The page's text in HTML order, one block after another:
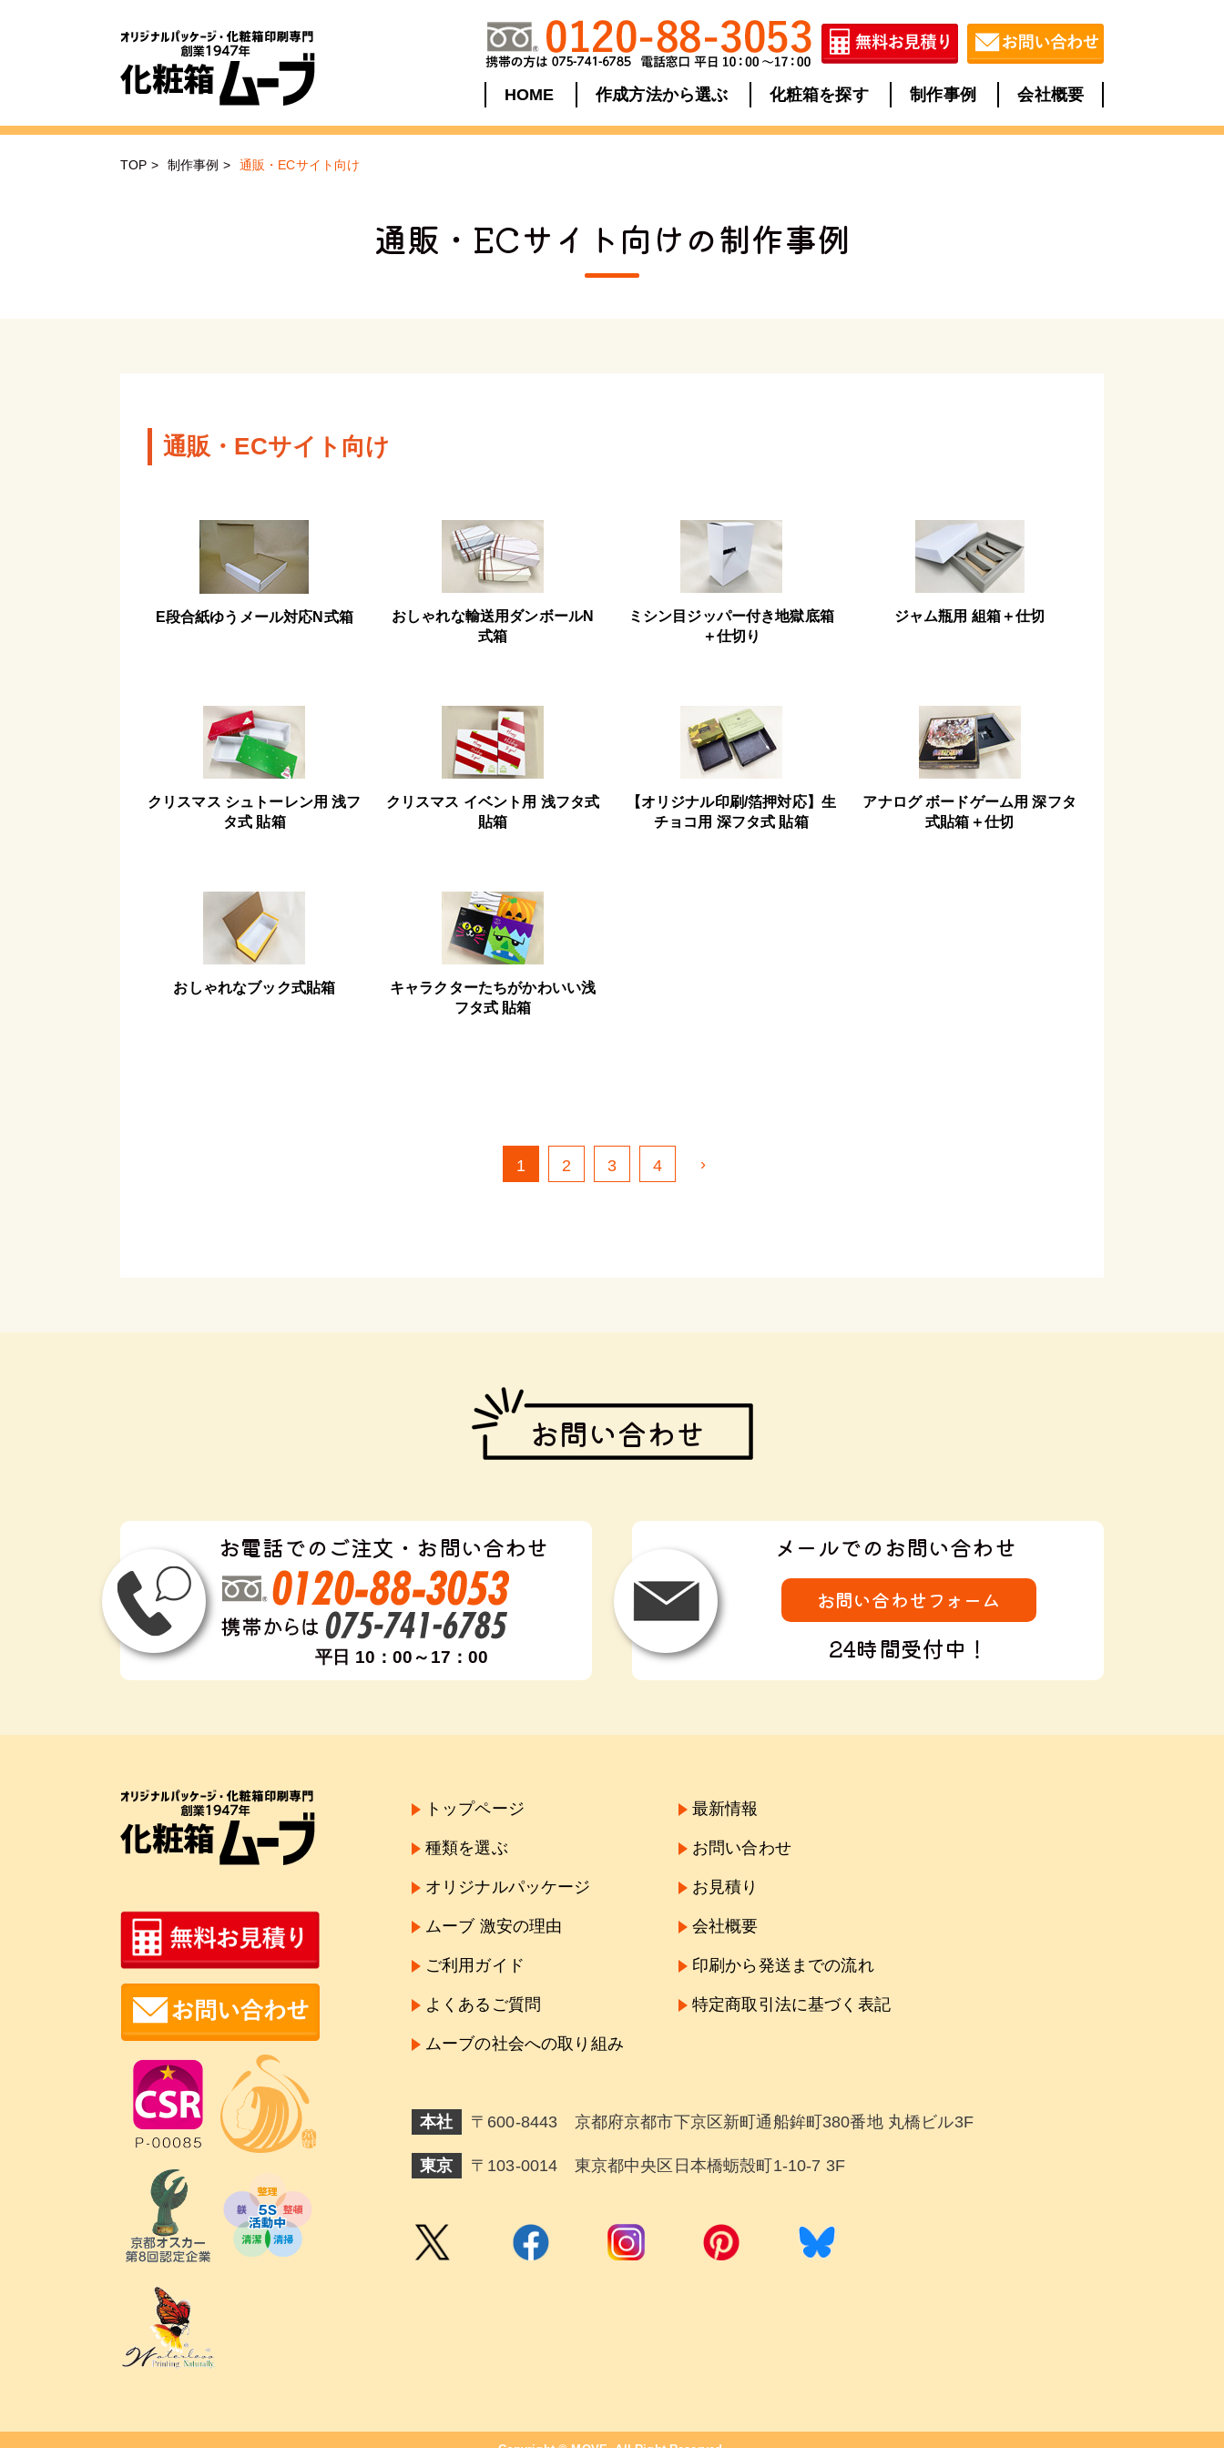
HOME 作成方法から選ぶ 化粧箱を探す 制作事例 会社概要
TOP > 制作事例 > 通販・ECサイト向け
通販・ECサイト向けの制作事例
通販・ECサイト向け
E段合紙ゆうメール対応N式箱
おしゃれな輸送用ダンボールN
式箱
ミシン目ジッパー付き地獄底箱
＋仕切り
ジャム瓶用 組箱＋仕切
クリスマス シュトーレン用 浅フ
タ式 貼箱
クリスマス イベント用 浅フタ式
貼箱
【オリジナル印刷/箔押対応】生
チョコ用 深フタ式 貼箱
アナログ ボードゲーム用 深フタ
式貼箱＋仕切
おしゃれなブック式貼箱
キャラクターたちがかわいい浅
フタ式 貼箱
1 2 3 4 ›
お問い合わせ
お電話でのご注文・お問い合わせ
平日 10：00～17：00
メールでのお問い合わせ
お問い合わせフォーム
24時間受付中！
トップページ
種類を選ぶ
オリジナルパッケージ
ムーブ 激安の理由
ご利用ガイド
よくあるご質問
ムーブの社会への取り組み
最新情報
お問い合わせ
お見積り
会社概要
印刷から発送までの流れ
特定商取引法に基づく表記
本社 〒600-8443 京都府京都市下京区新町通船鉾町380番地 丸橋ビル3F
東京 〒103-0014 東京都中央区日本橋蛎殼町1-10-7 3F